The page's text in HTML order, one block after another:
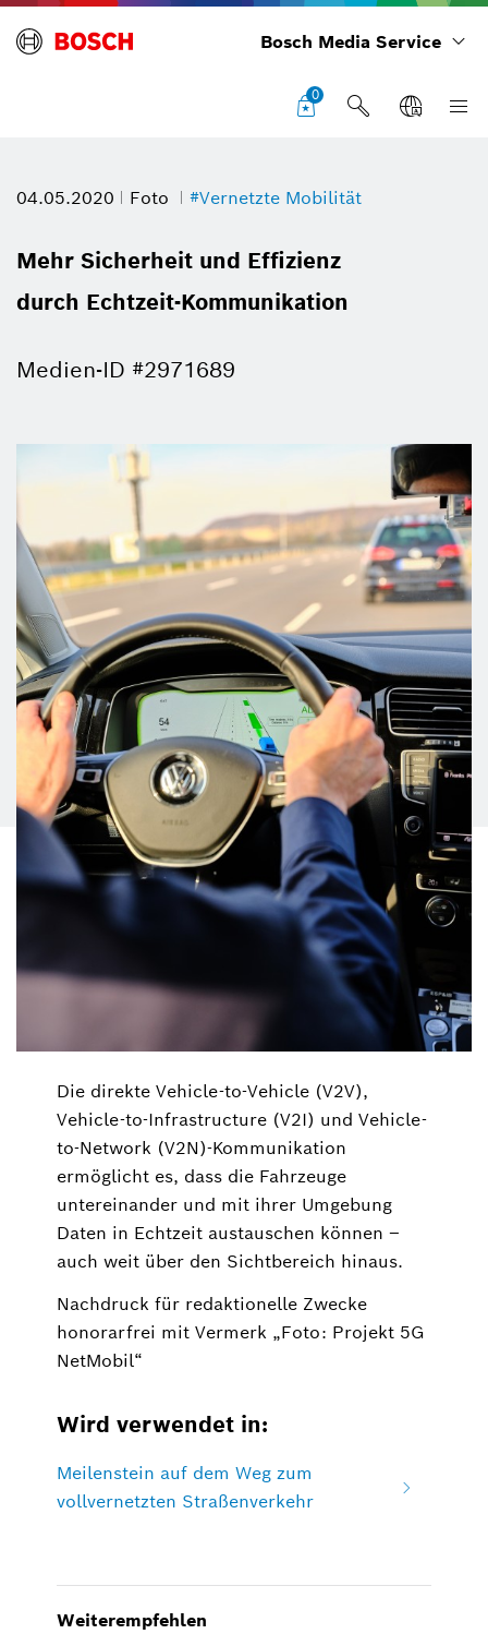
Bosch Media Service
0
04.05.2020 Foto #Vernetzte Mobilität
Mehr Sicherheit und Effizienz
durch Echtzeit-Kommunikation
Medien-ID #2971689
Die direkte Vehicle-to-Vehicle (V2V),
Vehicle-to-Infrastructure (V2I) und Vehicle-
to-Network (V2N)-Kommunikation
ermöglicht es, dass die Fahrzeuge
untereinander und mit ihrer Umgebung
Daten in Echtzeit austauschen können –
auch weit über den Sichtbereich hinaus.
Nachdruck für redaktionelle Zwecke
honorarfrei mit Vermerk „Foto: Projekt 5G
NetMobil“
Wird verwendet in:
Meilenstein auf dem Weg zum
vollvernetzten Straßenverkehr
Weiterempfehlen